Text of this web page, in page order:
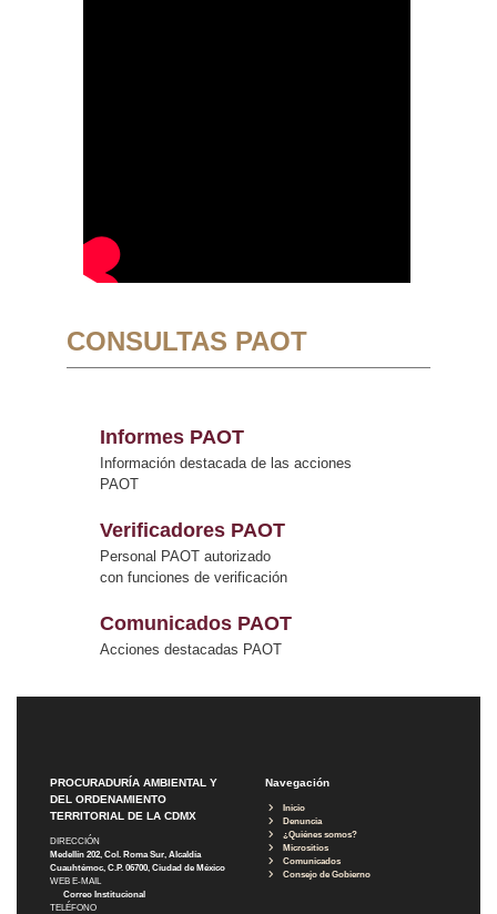
CONSULTAS PAOT
Informes PAOT
Información destacada de las acciones
PAOT
Verificadores PAOT
Personal PAOT autorizado
con funciones de verificación
Comunicados PAOT
Acciones destacadas PAOT
PROCURADURÍA AMBIENTAL Y
DEL ORDENAMIENTO
TERRITORIAL DE LA CDMX
DIRECCIÓN
Medellín 202, Col. Roma Sur, Alcaldía
Cuauhtémoc, C.P. 06700, Ciudad de México
WEB E-MAIL
Correo Institucional
TELÉFONO
Navegación
Inicio
Denuncia
¿Quiénes somos?
Micrositios
Comunicados
Consejo de Gobierno